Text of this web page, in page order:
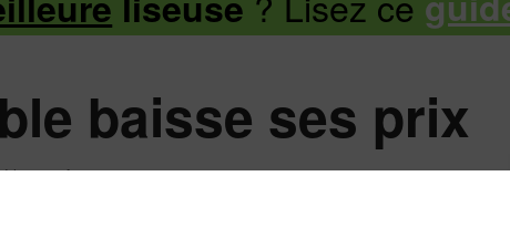
baisse ses prix
le13 août 2012